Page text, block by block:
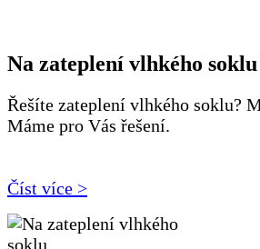
Na zateplení vlhkého soklu
Řešíte zateplení vlhkého soklu?
Máme pro Vás řešení.
Číst více >